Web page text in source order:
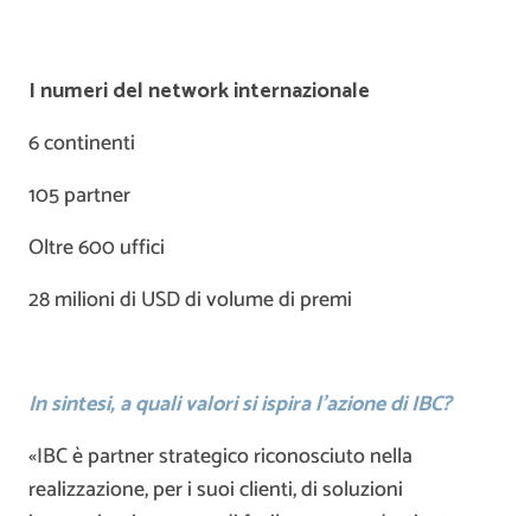
I numeri del network internazionale
6 continenti
105 partner
Oltre 600 uffici
28 milioni di USD di volume di premi
In sintesi, a quali valori si ispira l’azione di IBC?
«IBC è partner strategico riconosciuto nella
realizzazione, per i suoi clienti, di soluzioni